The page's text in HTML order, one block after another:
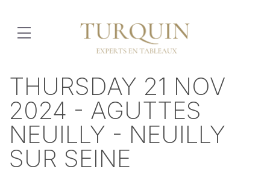
THURSDAY 21 NOV
2024 - AGUTTES
NEUILLY - NEUILLY
SUR SEINE